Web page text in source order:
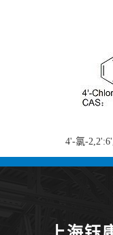
4'-氯-
;4'-